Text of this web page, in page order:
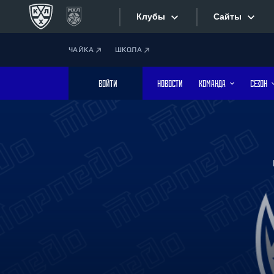
Клубы
Дивизион Боброва
Лада
Сайты
Текстовые
Фотобанк
ЧАЙКА ШКОЛА
ВОЙТИ НОВОСТИ КОМАНДА СЕЗОН